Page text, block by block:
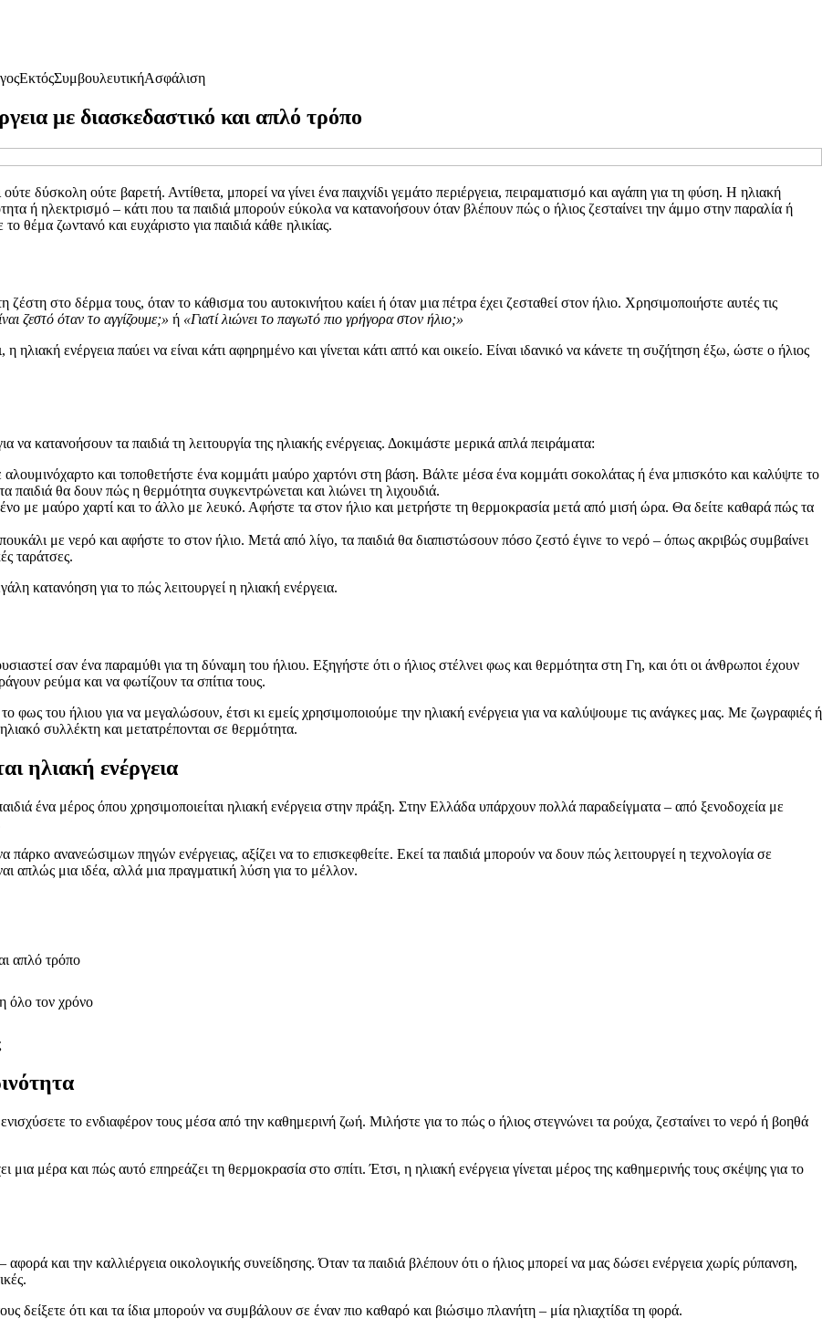
ΕκτόςΣυμβουλευτικήΑσφάλιση
με διασκεδαστικό και απλό τρόπο
δύσκολη ούτε βαρετή. Αντίθετα, μπορεί να γίνει ένα παιχνίδι γεμάτο περιέργεια, πειραματισμό και αγάπη για τη φύση. Η ηλιακή
ή ηλεκτρισμό – κάτι που τα παιδιά μπορούν εύκολα να κατανοήσουν όταν βλέπουν πώς ο ήλιος ζεσταίνει την άμμο στην παραλία ή
θέμα ζωντανό και ευχάριστο για παιδιά κάθε ηλικίας.
στο δέρμα τους, όταν το κάθισμα του αυτοκινήτου καίει ή όταν μια πέτρα έχει ζεσταθεί στον ήλιο. Χρησιμοποιήστε αυτές τις
ζεστό όταν το αγγίζουμε;» ή «Γιατί λιώνει το παγωτό πιο γρήγορα στον ήλιο;»
ενέργεια παύει να είναι κάτι αφηρημένο και γίνεται κάτι απτό και οικείο. Είναι ιδανικό να κάνετε τη συζήτηση έξω, ώστε ο ήλιος
να κατανοήσουν τα παιδιά τη λειτουργία της ηλιακής ενέργειας. Δοκιμάστε μερικά απλά πειράματα:
και τοποθετήστε ένα κομμάτι μαύρο χαρτόνι στη βάση. Βάλτε μέσα ένα κομμάτι σοκολάτας ή ένα μπισκότο και καλύψτε το
θα δουν πώς η θερμότητα συγκεντρώνεται και λιώνει τη λιχουδιά.
με μαύρο χαρτί και το άλλο με λευκό. Αφήστε τα στον ήλιο και μετρήστε τη θερμοκρασία μετά από μισή ώρα. Θα δείτε καθαρά πώς τα
με νερό και αφήστε το στον ήλιο. Μετά από λίγο, τα παιδιά θα διαπιστώσουν πόσο ζεστό έγινε το νερό – όπως ακριβώς συμβαίνει
ταράτσες.
κατανόηση για το πώς λειτουργεί η ηλιακή ενέργεια.
σαν ένα παραμύθι για τη δύναμη του ήλιου. Εξηγήστε ότι ο ήλιος στέλνει φως και θερμότητα στη Γη, και ότι οι άνθρωποι έχουν
ρεύμα και να φωτίζουν τα σπίτια τους.
του ήλιου για να μεγαλώσουν, έτσι κι εμείς χρησιμοποιούμε την ηλιακή ενέργεια για να καλύψουμε τις ανάγκες μας. Με ζωγραφιές ή
συλλέκτη και μετατρέπονται σε θερμότητα.
ηλιακή ενέργεια
ένα μέρος όπου χρησιμοποιείται ηλιακή ενέργεια στην πράξη. Στην Ελλάδα υπάρχουν πολλά παραδείγματα – από ξενοδοχεία με
ανανεώσιμων πηγών ενέργειας, αξίζει να το επισκεφθείτε. Εκεί τα παιδιά μπορούν να δουν πώς λειτουργεί η τεχνολογία σε
απλώς μια ιδέα, αλλά μια πραγματική λύση για το μέλλον.
απλό τρόπο
όλο τον χρόνο
το ενδιαφέρον τους μέσα από την καθημερινή ζωή. Μιλήστε για το πώς ο ήλιος στεγνώνει τα ρούχα, ζεσταίνει το νερό ή βοηθά
μια μέρα και πώς αυτό επηρεάζει τη θερμοκρασία στο σπίτι. Έτσι, η ηλιακή ενέργεια γίνεται μέρος της καθημερινής τους σκέψης για το
και την καλλιέργεια οικολογικής συνείδησης. Όταν τα παιδιά βλέπουν ότι ο ήλιος μπορεί να μας δώσει ενέργεια χωρίς ρύπανση,
δείξετε ότι και τα ίδια μπορούν να συμβάλουν σε έναν πιο καθαρό και βιώσιμο πλανήτη – μία ηλιαχτίδα τη φορά.